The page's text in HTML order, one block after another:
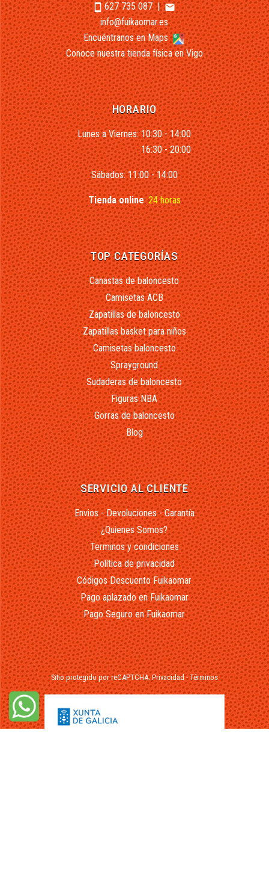
smartphone627 735 087|email
info@fuikaomar.es
Encuéntranos en Maps
Conoce nuestra tienda física en Vigo
HORARIO
Lunes a Viernes: 10:30 - 14:00
16:30 - 20:00
Sábados: 11:00 - 14:00
Tienda online:24 horas
TOP CATEGORÍAS
Canastas de baloncesto
Camisetas ACB
Zapatillas de baloncesto
Zapatillas basket para niños
Camisetas baloncesto
Sprayground
Sudaderas de baloncesto
Figuras NBA
Gorras de baloncesto
Blog
SERVICIO AL CLIENTE
Envios - Devoluciones - Garantía
¿Quienes Somos?
Terminos y condiciones
Política de privacidad
Códigos Descuento Fuikaomar
Pago aplazado en Fuikaomar
Pago Seguro en Fuikaomar
Sitio protegido por reCAPTCHA.Privacidad-Términos